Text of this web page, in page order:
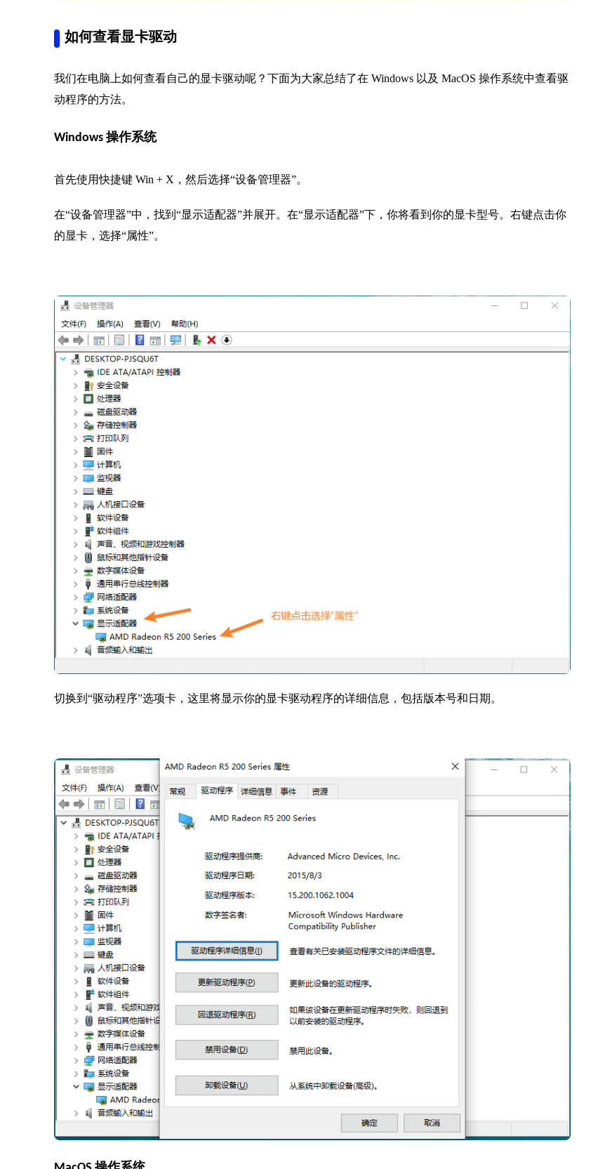
如何查看显卡驱动
我们在电脑上如何查看自己的显卡驱动呢？下面为大家总结了在 Windows 以及 MacOS 操作系统中查看驱
动程序的方法。
Windows 操作系统
首先使用快捷键 Win + X，然后选择“设备管理器”。
在“设备管理器”中，找到“显示适配器”并展开。在“显示适配器”下，你将看到你的显卡型号。右键点击你
的显卡，选择“属性”。
切换到“驱动程序”选项卡，这里将显示你的显卡驱动程序的详细信息，包括版本号和日期。